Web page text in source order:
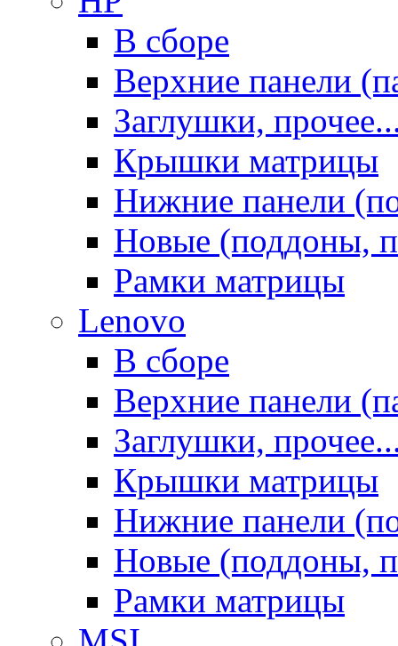
В сборе
Верхние панели
Заглушки,
Крышки матрицы
Нижние панели
Новые (поддоны,
Рамки матрицы
Lenovo
В сборе
Верхние панели
Заглушки,
Крышки матрицы
Нижние панели
Новые (поддоны,
Рамки матрицы